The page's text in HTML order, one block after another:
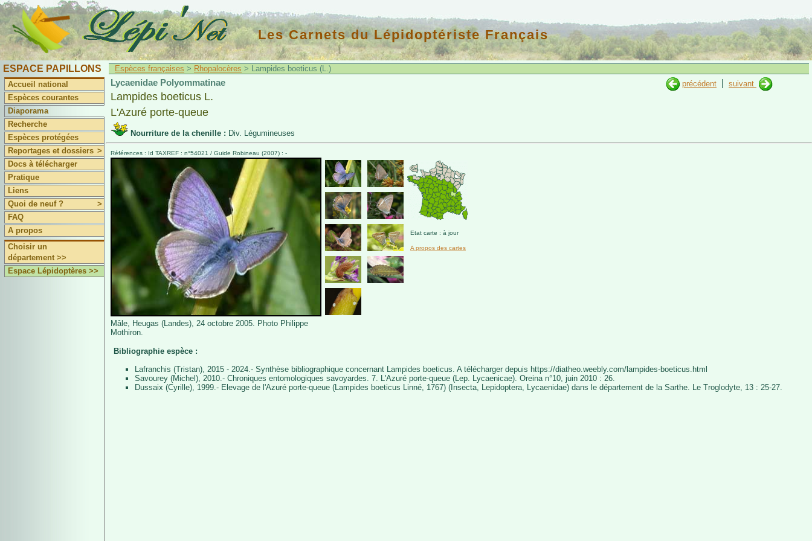
Les Carnets du Lépidoptériste Français
ESPACE PAPILLONS
Accueil national
Espèces courantes
Diaporama
Recherche
Espèces protégées
Reportages et dossiers >
Docs à télécharger
Pratique
Liens
Quoi de neuf ?
>
FAQ
A propos
Choisir un
département >>
Espace Lépidoptères >>
Espèces françaises > Rhopalocères > Lampides boeticus (L.)
précédent
suivant
Lycaenidae Polyommatinae
Lampides boeticus L.
L'Azuré porte-queue
Nourriture de la chenille : Div. Légumineuses
Références : Id TAXREF : n°54021 / Guide Robineau (2007) : -
Mâle, Heugas (Landes), 24 octobre 2005. Photo Philippe
Mothiron.
Etat carte : à jour
A propos des cartes
Bibliographie espèce :
Lafranchis (Tristan), 2015 - 2024.- Synthèse bibliographique concernant Lampides boeticus. A télécharger depuis https://diatheo.weebly.com/lampides-boeticus.html
Savourey (Michel), 2010.- Chroniques entomologiques savoyardes. 7. L'Azuré porte-queue (Lep. Lycaenicae). Oreina n°10, juin 2010 : 26.
Dussaix (Cyrille), 1999.- Elevage de l'Azuré porte-queue (Lampides boeticus Linné, 1767) (Insecta, Lepidoptera, Lycaenidae) dans le département de la Sarthe. Le Troglodyte, 13 : 25-27.